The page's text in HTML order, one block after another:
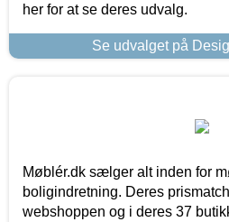
her for at se deres udvalg.
Se udvalget på
Møblér.dk sælger alt inden for
boligindretning. Deres
webshoppen og i deres 37